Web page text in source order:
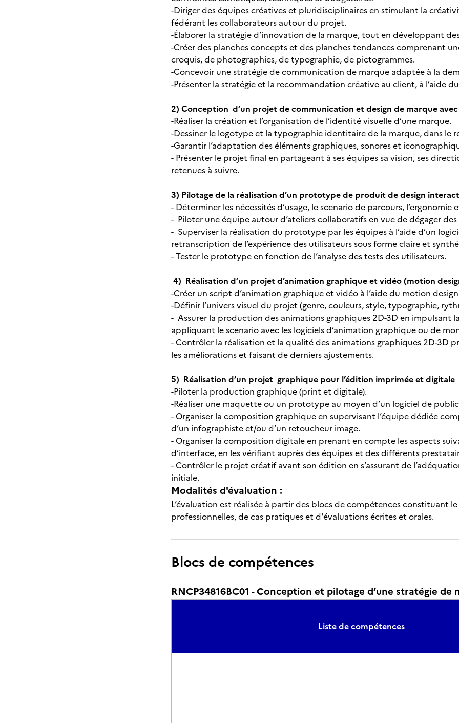
-Diriger des équipes créatives et pluridisciplinaires en stimulant la
fédérant les collaborateurs autour du projet.
-Élaborer la stratégie d’innovation de la marque, tout en développant
-Créer des planches concepts et des planches tendances comprenant
croquis, de photographies, de typographie, de pictogrammes.
-Concevoir une stratégie de communication de marque adaptée à la
-Présenter la stratégie et la recommandation créative au client, à l’aide
2) Conception d’un projet de communication et design de marque
-Réaliser la création et l’organisation de l’identité visuelle d’une marque.
-Dessiner le logotype et la typographie identitaire de la marque, dans le
-Garantir l’adaptation des éléments graphiques, sonores et
- Présenter le projet final en partageant à ses équipes sa vision, ses
retenues à suivre.
3) Pilotage de la réalisation d’un prototype de produit de design
- Déterminer les nécessités d’usage, le scenario de parcours,
- Piloter une équipe autour d’ateliers collaboratifs en vue de dégager
- Superviser la réalisation du prototype par les équipes à l’aide d’un
retranscription de l’expérience des utilisateurs sous forme claire et
- Tester le prototype en fonction de l’analyse des tests des utilisateurs.
4) Réalisation d’un projet d’animation graphique et vidéo (motion
-Créer un script d’animation graphique et vidéo à l’aide du motion
-Définir l’univers visuel du projet (genre, couleurs, style, typographie,
- Assurer la production des animations graphiques 2D-3D en impulsant
appliquant le scenario avec les logiciels d’animation graphique ou de
- Contrôler la réalisation et la qualité des animations graphiques 2D-3D
les améliorations et faisant de derniers ajustements.
5) Réalisation d’un projet graphique pour l’édition imprimée et digitale
-Piloter la production graphique (print et digitale).
-Réaliser une maquette ou un prototype au moyen d’un logiciel de
- Organiser la composition graphique en supervisant l’équipe dédiée
d’un infographiste et/ou d’un retoucheur image.
- Organiser la composition digitale en prenant en compte les aspects
d’interface, en les vérifiant auprès des équipes et des différents
- Contrôler le projet créatif avant son édition en s’assurant de
initiale.
Modalités d'évaluation :
L’évaluation est réalisée à partir des blocs de compétences constituant
professionnelles, de cas pratiques et d'évaluations écrites et orales.
Blocs de compétences
RNCP34816BC01 - Conception et pilotage d’une stratégie
Liste de compétences